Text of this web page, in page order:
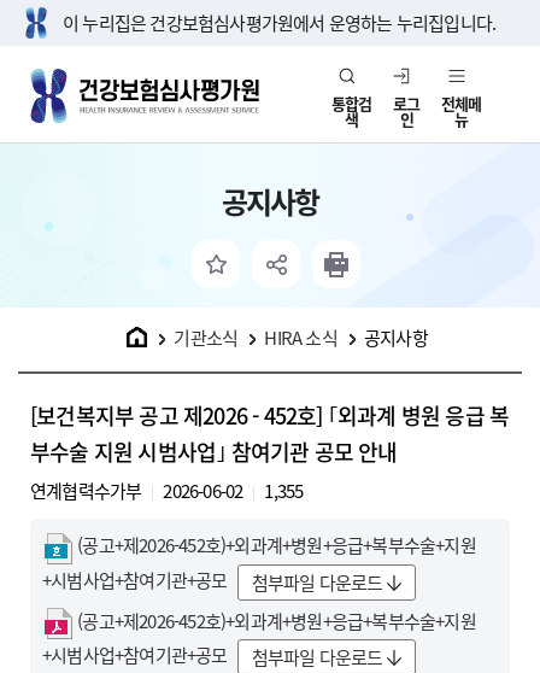
이 누리집은 건강보험심사평가원에서 운영하는 누리집입니다.
통합검
색
로그
인
전체메
뉴
공지사항
홈 기관소식 HIRA 소식 공지사항
[보건복지부 공고 제2026 - 452호] ｢외과계 병원 응급 복
부수술 지원 시범사업｣ 참여기관 공모 안내
연계협력수가부 2026-06-02
1,355
h
w
(공고+제2026-452호)+외과계+병원+응급+복부수술+지원
+시범사업+참여기관+공모
첨부파일 다운로드
p
d
(공고+제2026-452호)+외과계+병원+응급+복부수술+지원
+시범사업+참여기관+공모
첨부파일 다운로드